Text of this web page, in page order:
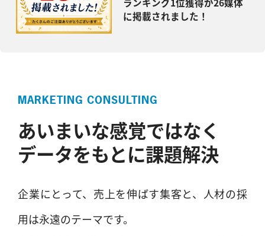
に掲載されました！
MARKETING CONSULTING
あいまいな感覚ではなく
データをもとに課題解決
企業にとって、売上を伸ばす集客と、人材の採
用は永遠のテーマです。